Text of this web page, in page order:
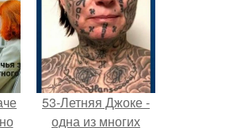
53-Летняя Джоке -
одна из многих